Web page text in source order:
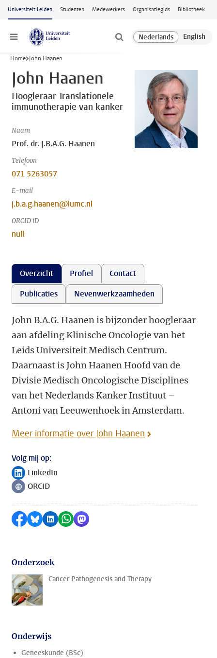
Ga naar hoofdinhoud
Universiteit Leiden Studenten Medewerkers Organisatiegids Bibliotheek
Menu
Home John Haanen
John Haanen
Hoogleraar Translationele
immunotherapie van kanker
Naam
Prof. dr. J.B.A.G. Haanen
Telefoon
071 5263057
E-mail
j.b.a.g.haanen@lumc.nl
ORCID iD
null
Overzicht Profiel
Contact
Publicaties
Nevenwerkzaamheden
John B.A.G. Haanen is bijzonder hoogleraar
aan afdeling Klinische Oncologie van het
Leids Universiteit Medisch Centrum.
Daarnaast is John Haanen Hoofd van de
Divisie Medisch Oncologische Disciplines
van het Nederlands Kanker Instituut –
Antoni van Leeuwenhoek in Amsterdam.
Meer informatie over John Haanen
Volg mij op:
Volg ons op
LinkedIn
Volg ons op
ORCID
Delen op Facebook
Delen via Bluesky
Delen op LinkedIn
Delen via WhatsApp
Delen via Mastodon
Onderzoek
Cancer Pathogenesis and Therapy
Onderwijs
Geneeskunde (BSc)